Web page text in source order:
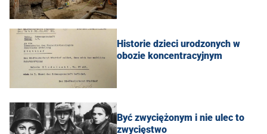
Historie dzieci urodzonych w
obozie koncentracyjnym
Być zwyciężonym i nie ulec to
zwycięstwo